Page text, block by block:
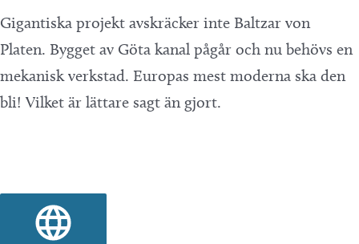
Gigantiska projekt avskräcker inte Baltzar von
Platen. Bygget av Göta kanal pågår och nu behövs en
mekanisk verkstad. Europas mest moderna ska den
bli! Vilket är lättare sagt än gjort.